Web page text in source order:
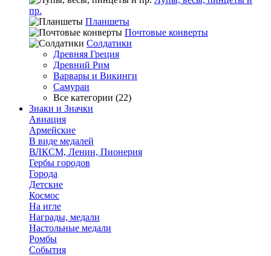
пр.
Планшеты
Почтовые конверты
Солдатики
Древняя Греция
Древний Рим
Варвары и Викинги
Самураи
Все категории (22)
Знаки и Значки
Авиация
Армейские
В виде медалей
ВЛКСМ, Ленин, Пионерия
Гербы городов
Города
Детские
Космос
На игле
Награды, медали
Настольные медали
Ромбы
События